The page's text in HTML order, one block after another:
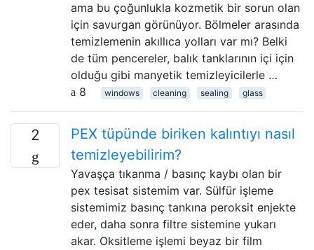
ama bu çoğunlukla kozmetik bir sorun olan
için savurgan görünüyor. Bölmeler arasında
temizlemenin akıllıca yolları var mı? Belki
de tüm pencereler, balık tanklarının içi için
olduğu gibi manyetik temizleyicilerle …
8
windows cleaning sealing glass
2
PEX tüpünde biriken kalıntıyı nasıl
temizleyebilirim?
Yavaşça tıkanma / basınç kaybı olan bir
pex tesisat sistemim var. Sülfür işleme
sistemimiz basınç tankına peroksit enjekte
eder, daha sonra filtre sistemine yukarı
akar. Oksitleme işlemi beyaz bir film